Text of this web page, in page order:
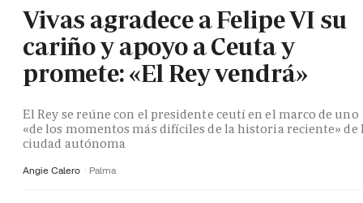
Vivas agradece a Felipe VI su
cariño y apoyo a Ceuta y
promete: «El Rey vendrá»
El Rey se reúne con el presidente ceutí en el marco de uno
«de los momentos más difíciles de la historia reciente» de
ciudad autónoma
Angie Calero Palma